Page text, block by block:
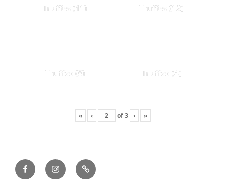
Truffes (11) Truffes (12)
Truffes (8) Truffes (4)
« ‹ of3 › »
facebookinstagramNous
contacter